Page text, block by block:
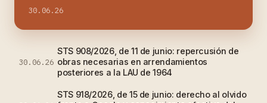
30.06.26
30.06.26
STS 908/2026, de 11 de junio: repercusión de
obras necesarias en arrendamientos
posteriores a la LAU de 1964
STS 918/2026, de 15 de junio: derecho al olvido